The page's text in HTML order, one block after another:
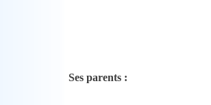
Ses parents :